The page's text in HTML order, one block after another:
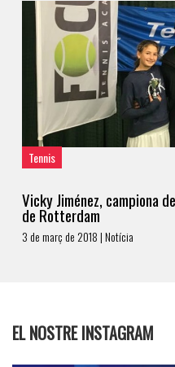
Tennis
Vicky Jiménez, campiona
de Rotterdam
3 de març de 2018 | Notícia
EL NOSTRE INSTAGRAM